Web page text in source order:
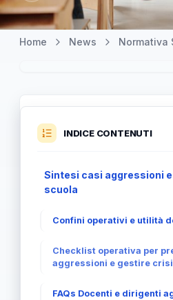
Home News Normativa
INDICE CONTENUTI
Sintesi casi aggressioni
scuola
Confini operativi e utilità
Checklist operativa per
aggressioni e gestire crisi
FAQs Docenti e dirigenti